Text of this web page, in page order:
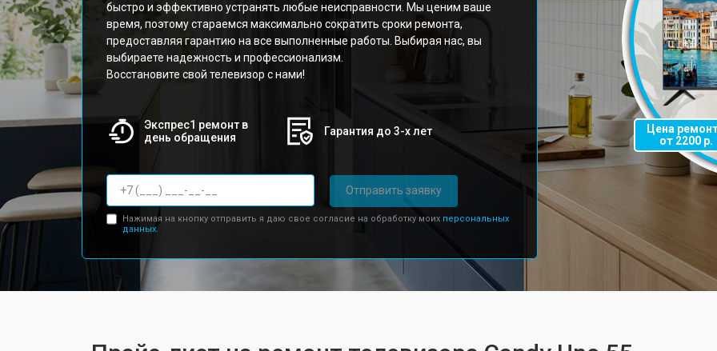
быстро и эффективно устранять любые неисправности. Мы ценим ваше
время, поэтому стараемся максимально сократить сроки ремонта,
предоставляя гарантию на все выполненные работы. Выбирая нас, вы
выбираете надежность и профессионализм.
Восстановите свой телевизор с нами!
Экспрес1 ремонт в
день обращения
Гарантия до 3-х лет
Отправить заявку
Нажимая на кнопку отправить я даю свое согласие на обработку моих персональных
данных.
Цена
от 2200 р.